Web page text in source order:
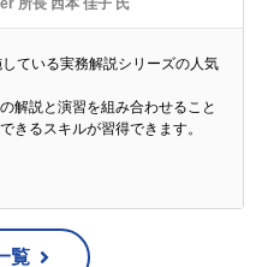
所長 西本 佳子 氏
ている実務解説シリーズの人気
解説と演習を組み合わせること
きるスキルが習得できます。
覧